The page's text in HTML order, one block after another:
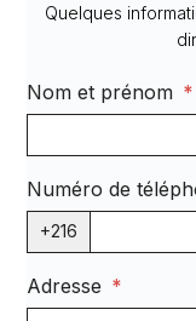
Quelques
Nom et prénom *
Numéro de
+216
Adresse *